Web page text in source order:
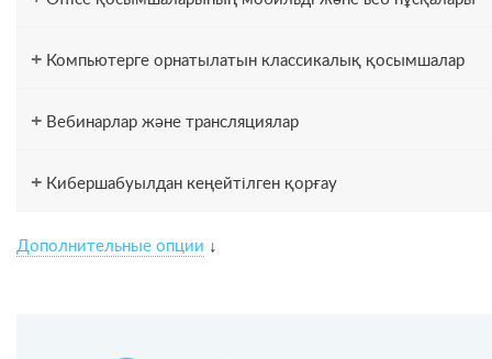
+ Компьютерге орнатылатын классикалық қосымшалар
+ Вебинарлар және трансляциялар
+ Кибершабуылдан кеңейтілген қорғау
Дополнительные опции ↓